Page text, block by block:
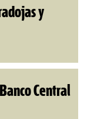
y
Central